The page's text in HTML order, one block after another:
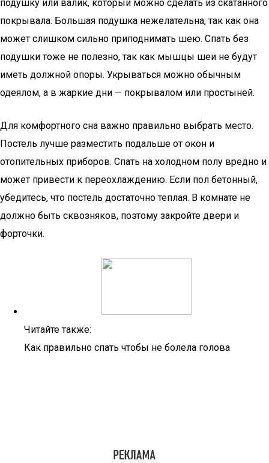
подушку или валик, который можно сделать из скатанного
покрывала. Большая подушка нежелательна, так как она
может слишком сильно приподнимать шею. Спать без
подушки тоже не полезно, так как мышцы шеи не будут
иметь должной опоры. Укрываться можно обычным
одеялом, а в жаркие дни — покрывалом или простыней.
Для комфортного сна важно правильно выбрать место.
Постель лучше разместить подальше от окон и
отопительных приборов. Спать на холодном полу вредно и
может привести к переохлаждению. Если пол бетонный,
убедитесь, что постель достаточно теплая. В комнате не
должно быть сквозняков, поэтому закройте двери и
форточки.
Читайте также:
Как правильно спать чтобы не болела голова